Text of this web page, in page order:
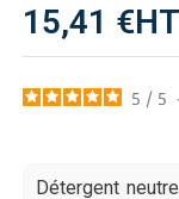
15,41 €HT
5 / 5
Détergent